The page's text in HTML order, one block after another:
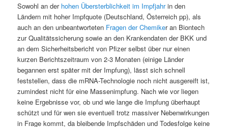
Sowohl an der hohen Übersterblichkeit im Impfjahrin den
Ländern mit hoher Impfquote (Deutschland, Österreich pp), als
auch an den unbeantworteten Fragen der Chemiker an Biontech
zur Qualitätssicherung sowie an den Krankendaten der BKK und
an dem Sicherheitsbericht von Pfizer selbst über nur einen
kurzen Berichtszeitraum von 2-3 Monaten (einige Länder
begannen erst später mit der Impfung), lässt sich schnell
feststellen, dass die mRNA-Technologie noch nicht ausgereift ist,
zumindest nicht für eine Massenimpfung. Nach wie vor liegen
keine Ergebnisse vor, ob und wie lange die Impfung überhaupt
schützt und für wen sie eventuell trotz massiver Nebenwirkungen
in Frage kommt, da bleibende Impfschäden und Todesfolge keine